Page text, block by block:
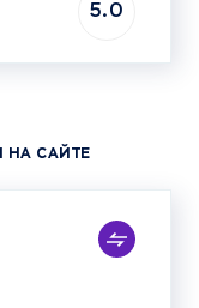
5.0
САЙТЕ